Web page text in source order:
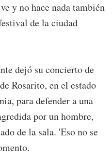
y no hace nada también
de la ciudad
dejó su concierto de
Rosarito, en el estado
para defender a una
por un hombre,
de la sala. 'Eso no se